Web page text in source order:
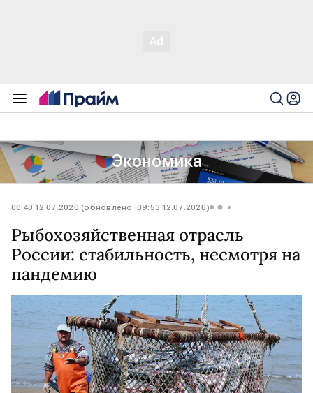
Экономика
00:40 12.07.2020 (обновлено: 09:53 12.07.2020)
Рыбохозяйственная отрасль
России: стабильность, несмотря на
пандемию